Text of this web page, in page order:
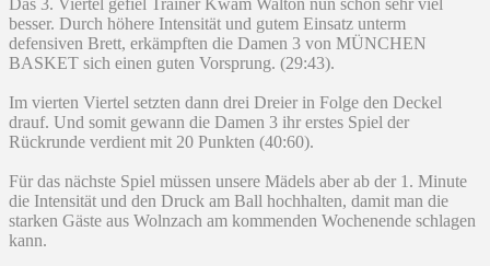
besser. Durch höhere Intensität und gutem Einsatz unterm
defensiven Brett, erkämpften die Damen 3 von MÜNCHEN
BASKET sich einen guten Vorsprung. (29:43).
Im vierten Viertel setzten dann drei Dreier in Folge den Deckel
drauf. Und somit gewann die Damen 3 ihr erstes Spiel der
Rückrunde verdient mit 20 Punkten (40:60).
Für das nächste Spiel müssen unsere Mädels aber ab der 1. Minute
die Intensität und den Druck am Ball hochhalten, damit man die
starken Gäste aus Wolnzach am kommenden Wochenende schlagen
kann.